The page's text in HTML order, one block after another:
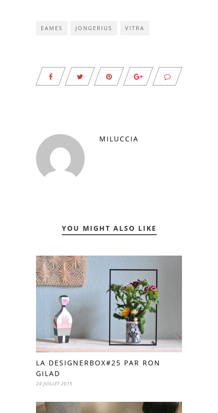
EAMES JONGERIUS VITRA
MILUCCIA
YOU MIGHT ALSO LIKE
LA DESIGNERBOX#25 PAR RON
GILAD
24 JUILLET 2015